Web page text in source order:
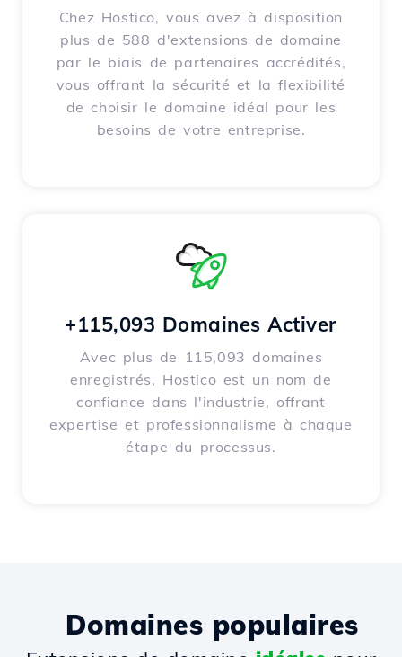
Chez Hostico, vous avez à disposition
plus de 588 d'extensions de domaine
par le biais de partenaires accrédités,
vous offrant la sécurité et la flexibilité
de choisir le domaine idéal pour les
besoins de votre entreprise.
+115,093 Domaines Activer
Avec plus de 115,093 domaines
enregistrés, Hostico est un nom de
confiance dans l'industrie, offrant
expertise et professionnalisme à chaque
étape du processus.
Domaines populaires